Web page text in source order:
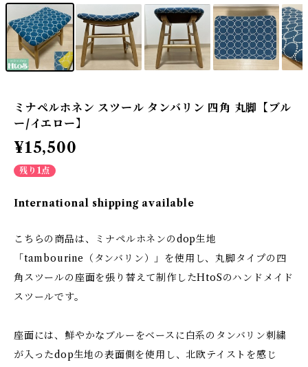
ミナペルホネン スツール タンバリン 四角 丸脚【ブル
ー/イエロー】
¥15,500
残り1点
International shipping available
こちらの商品は、ミナペルホネンのdop生地
「tambourine（タンバリン）」を使用し、丸脚タイプの四
角スツールの座面を張り替えて制作したHtoSのハンドメイド
スツールです。
座面には、鮮やかなブルーをベースに白系のタンバリン刺繍
が入ったdop生地の表面側を使用し、北欧テイストを感じ